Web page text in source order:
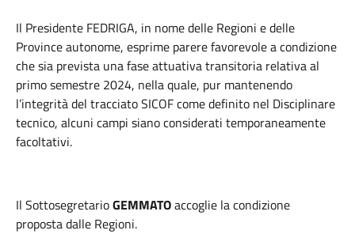
Il Presidente FEDRIGA, in nome delle Regioni e delle
Province autonome, esprime parere favorevole a condizione
che sia prevista una fase attuativa transitoria relativa al
primo semestre 2024, nella quale, pur mantenendo
l’integrità del tracciato SICOF come definito nel Disciplinare
tecnico, alcuni campi siano considerati temporaneamente
facoltativi.
Il SottosegretarioGEMMATOaccoglie la condizione
proposta dalle Regioni.